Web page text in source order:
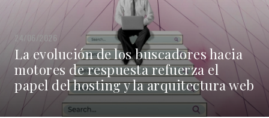
24/06/2026
La evolución de los buscadores hacia
motores de respuesta refuerza el
papel del hosting y la arquitectura web